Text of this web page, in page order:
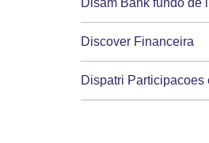
Discover Financeira
Dispatri Participacoes